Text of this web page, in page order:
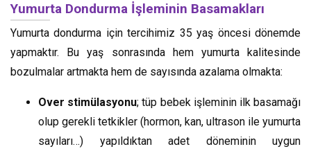
Yumurta Dondurma İşleminin Basamakları
Yumurta dondurma için tercihimiz 35 yaş öncesi dönemde
yapmaktır. Bu yaş sonrasında hem yumurta kalitesinde
bozulmalar artmakta hem de sayısında azalama olmakta:
Over stimülasyonu; tüp bebek işleminin ilk basamağı
olup gerekli tetkikler (hormon, kan, ultrason ile yumurta
sayıları…) yapıldıktan adet döneminin uygun